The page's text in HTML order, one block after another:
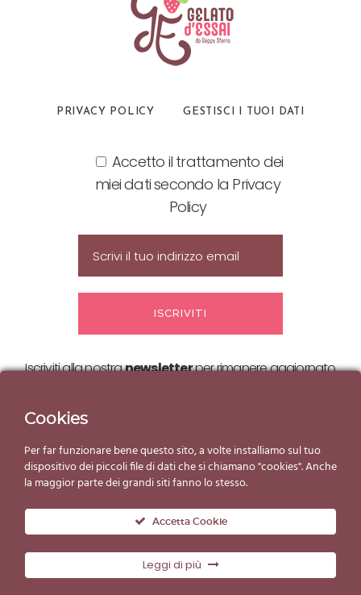
PRIVACY POLICY GESTISCI I TUOI DATI
Accetto il trattamento dei
miei dati secondo la Privacy
Policy
Iscriviti alla nostranewsletterper rimanere aggiornato
© Copyright Gelato d'Essai 2019
Cookies
Per far funzionare bene questo sito, a volte installiamo sul tuo
dispositivo dei piccoli file di dati che si chiamano "cookies". Anche
la maggior parte dei grandi siti fanno lo stesso.
Accetta Cookie
Leggi di più